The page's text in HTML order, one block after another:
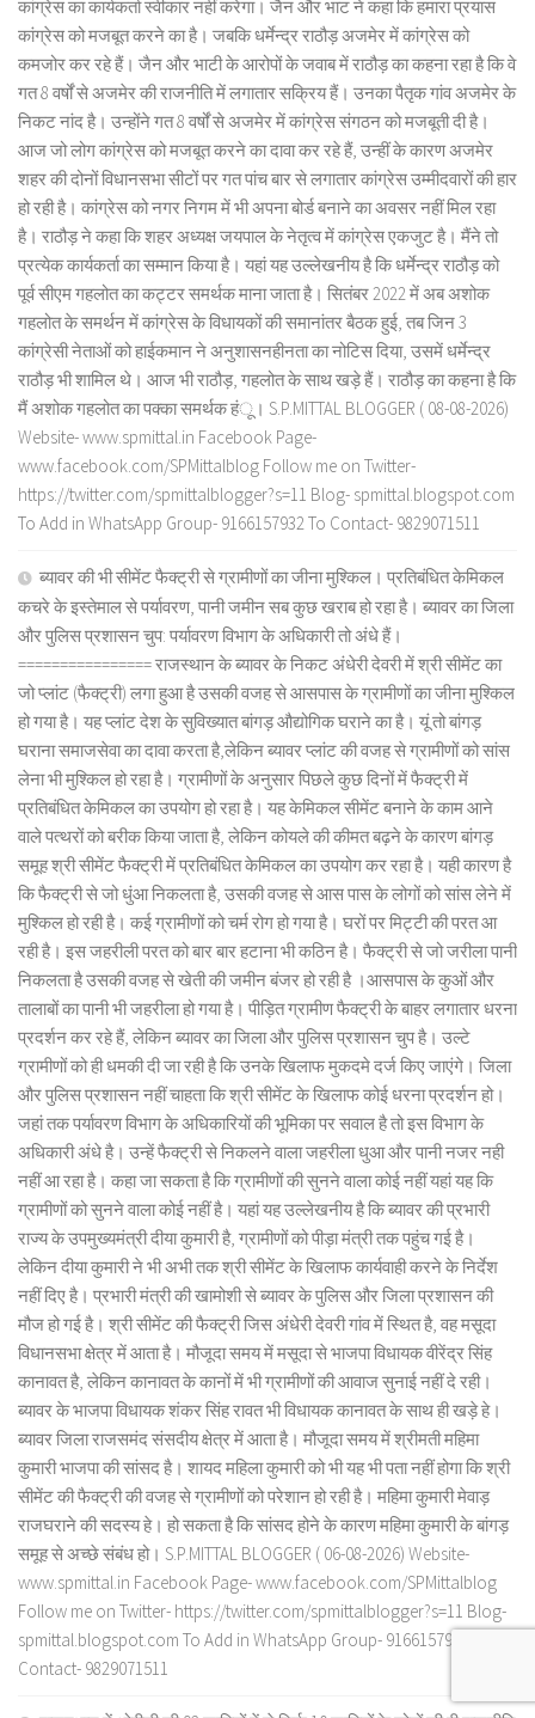
कांग्रेस का कार्यकर्ता स्वीकार नहीं करेगा। जैन और भाट ने कहा कि हमारा प्रयास
कांग्रेस को मजबूत करने का है। जबकि धर्मेन्द्र राठौड़ अजमेर में कांग्रेस को
कमजोर कर रहे हैं। जैन और भाटी के आरोपों के जवाब में राठौड़ का कहना रहा है कि वे
गत 8 वर्षों से अजमेर की राजनीति में लगातार सक्रिय हैं। उनका पैतृक गांव अजमेर के
निकट नांद है। उन्होंने गत 8 वर्षों से अजमेर में कांग्रेस संगठन को मजबूती दी है।
आज जो लोग कांग्रेस को मजबूत करने का दावा कर रहे हैं, उन्हीं के कारण अजमेर
शहर की दोनों विधानसभा सीटों पर गत पांच बार से लगातार कांग्रेस उम्मीदवारों की हार
हो रही है। कांग्रेस को नगर निगम में भी अपना बोर्ड बनाने का अवसर नहीं मिल रहा
है। राठौड़ ने कहा कि शहर अध्यक्ष जयपाल के नेतृत्व में कांग्रेस एकजुट है। मैंने तो
प्रत्येक कार्यकर्ता का सम्मान किया है। यहां यह उल्लेखनीय है कि धर्मेन्द्र राठौड़ को
पूर्व सीएम गहलोत का कट्टर समर्थक माना जाता है। सितंबर 2022 में अब अशोक
गहलोत के समर्थन में कांग्रेस के विधायकों की समानांतर बैठक हुई, तब जिन 3
कांग्रेसी नेताओं को हाईकमान ने अनुशासनहीनता का नोटिस दिया, उसमें धर्मेन्द्र
राठौड़ भी शामिल थे। आज भी राठौड़, गहलोत के साथ खड़े हैं। राठौड़ का कहना है कि
मैं अशोक गहलोत का पक्का समर्थक हंू। S.P.MITTAL BLOGGER ( 08-08-2026)
Website- www.spmittal.in Facebook Page-
www.facebook.com/SPMittalblog Follow me on Twitter-
https://twitter.com/spmittalblogger?s=11 Blog- spmittal.blogspot.com
To Add in WhatsApp Group- 9166157932 To Contact- 9829071511
ब्यावर की भी सीमेंट फैक्ट्री से ग्रामीणों का जीना मुश्किल। प्रतिबंधित केमिकल
कचरे के इस्तेमाल से पर्यावरण, पानी जमीन सब कुछ खराब हो रहा है। ब्यावर का जिला
और पुलिस प्रशासन चुप: पर्यावरण विभाग के अधिकारी तो अंधे हैं।
================ राजस्थान के ब्यावर के निकट अंधेरी देवरी में श्री सीमेंट का
जो प्लांट (फैक्ट्री) लगा हुआ है उसकी वजह से आसपास के ग्रामीणों का जीना मुश्किल
हो गया है। यह प्लांट देश के सुविख्यात बांगड़ औद्योगिक घराने का है। यूं तो बांगड़
घराना समाजसेवा का दावा करता है,लेकिन ब्यावर प्लांट की वजह से ग्रामीणों को सांस
लेना भी मुश्किल हो रहा है। ग्रामीणों के अनुसार पिछले कुछ दिनों में फैक्ट्री में
प्रतिबंधित केमिकल का उपयोग हो रहा है। यह केमिकल सीमेंट बनाने के काम आने
वाले पत्थरों को बरीक किया जाता है, लेकिन कोयले की कीमत बढ़ने के कारण बांगड़
समूह श्री सीमेंट फैक्ट्री में प्रतिबंधित केमिकल का उपयोग कर रहा है। यही कारण है
कि फैक्ट्री से जो धुंआ निकलता है, उसकी वजह से आस पास के लोगों को सांस लेने में
मुश्किल हो रही है। कई ग्रामीणों को चर्म रोग हो गया है। घरों पर मिट्टी की परत आ
रही है। इस जहरीली परत को बार बार हटाना भी कठिन है। फैक्ट्री से जो जरीला पानी
निकलता है उसकी वजह से खेती की जमीन बंजर हो रही है ।आसपास के कुओं और
तालाबों का पानी भी जहरीला हो गया है। पीड़ित ग्रामीण फैक्ट्री के बाहर लगातार धरना
प्रदर्शन कर रहे हैं, लेकिन ब्यावर का जिला और पुलिस प्रशासन चुप है। उल्टे
ग्रामीणों को ही धमकी दी जा रही है कि उनके खिलाफ मुकदमे दर्ज किए जाएंगे। जिला
और पुलिस प्रशासन नहीं चाहता कि श्री सीमेंट के खिलाफ कोई धरना प्रदर्शन हो।
जहां तक पर्यावरण विभाग के अधिकारियों की भूमिका पर सवाल है तो इस विभाग के
अधिकारी अंधे है। उन्हें फैक्ट्री से निकलने वाला जहरीला धुआ और पानी नजर नही
नहीं आ रहा है। कहा जा सकता है कि ग्रामीणों की सुनने वाला कोई नहीं यहां यह कि
ग्रामीणों को सुनने वाला कोई नहीं है। यहां यह उल्लेखनीय है कि ब्यावर की प्रभारी
राज्य के उपमुख्यमंत्री दीया कुमारी है, ग्रामीणों को पीड़ा मंत्री तक पहुंच गई है।
लेकिन दीया कुमारी ने भी अभी तक श्री सीमेंट के खिलाफ कार्यवाही करने के निर्देश
नहीं दिए है। प्रभारी मंत्री की खामोशी से ब्यावर के पुलिस और जिला प्रशासन की
मौज हो गई है। श्री सीमेंट की फैक्ट्री जिस अंधेरी देवरी गांव में स्थित है, वह मसूदा
विधानसभा क्षेत्र में आता है। मौजूदा समय में मसूदा से भाजपा विधायक वीरेंद्र सिंह
कानावत है, लेकिन कानावत के कानों में भी ग्रामीणों की आवाज सुनाई नहीं दे रही।
ब्यावर के भाजपा विधायक शंकर सिंह रावत भी विधायक कानावत के साथ ही खड़े हे।
ब्यावर जिला राजसमंद संसदीय क्षेत्र में आता है। मौजूदा समय में श्रीमती महिमा
कुमारी भाजपा की सांसद है। शायद महिला कुमारी को भी यह भी पता नहीं होगा कि श्री
सीमेंट की फैक्ट्री की वजह से ग्रामीणों को परेशान हो रही है। महिमा कुमारी मेवाड़
राजघराने की सदस्य हे। हो सकता है कि सांसद होने के कारण महिमा कुमारी के बांगड़
समूह से अच्छे संबंध हो। S.P.MITTAL BLOGGER ( 06-08-2026) Website-
www.spmittal.in Facebook Page- www.facebook.com/SPMittalblog
Follow me on Twitter- https://twitter.com/spmittalblogger?s=11 Blog-
spmittal.blogspot.com To Add in WhatsApp Group- 9166157932 To
Contact- 9829071511